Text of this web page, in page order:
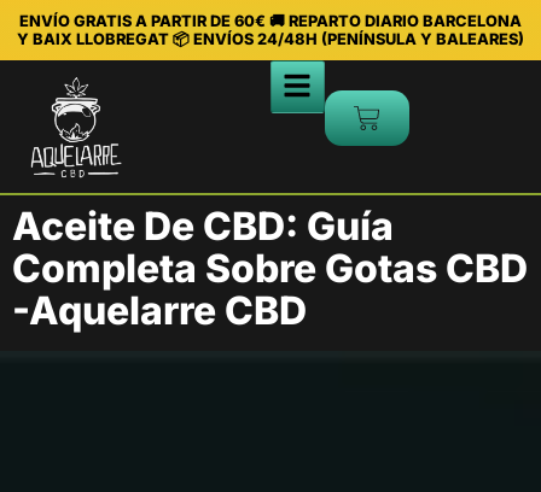
ENVÍO GRATIS A PARTIR DE 60€ 🚚 REPARTO DIARIO BARCELONA
Y BAIX LLOBREGAT 📦 ENVÍOS 24/48H (PENÍNSULA Y BALEARES)
Aceite De CBD: Guía
Completa Sobre Gotas CBD
-Aquelarre CBD